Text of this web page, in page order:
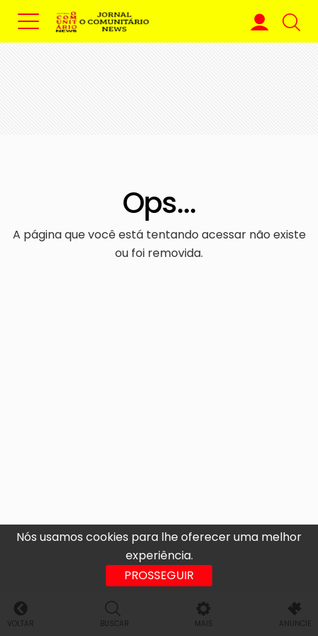
Nós usamos cookies para lhe oferecer uma melhor
experiência.
PROSSEGUIR
Ops...
A página que você está tentando acessar não existe
ou foi removida.
VOLTAR BUSCAR MAIS ANUNCIE